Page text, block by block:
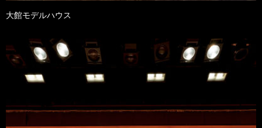
大館モデルハウス